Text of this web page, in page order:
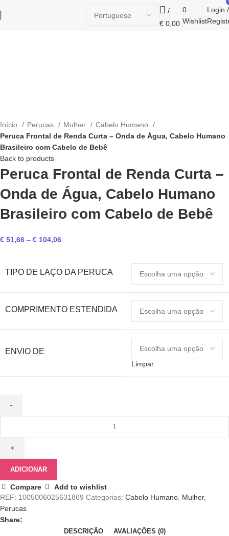
/
€ 0,00
0
Wishlist
Login /
Início
Perucas Mulher
Cabelo Humano
Peruca Frontal de Renda Curta – Onda de Água, Cabelo Humano
Brasileiro com Cabelo de Bebê
Back to products
Peruca Frontal de Renda Curta –
Onda de Água, Cabelo Humano
Brasileiro com Cabelo de Bebê
€ 51,66 – € 104,06Price
through
TIPO DE LAÇO DA PERUCA
COMPRIMENTO ESTENDIDA
ENVIO DE
Limpar
Curta
-
Onda
de
ADICIONAR
Compare
Add to wishlist
REF: 1005006025631869 Categorias: Cabelo Humano, Mulher,
Perucas
Share:
DESCRIÇÃO AVALIAÇÕES (0)